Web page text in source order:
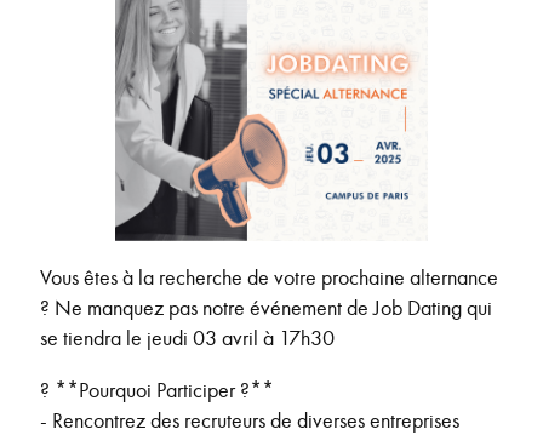
Vous êtes à la recherche de votre prochaine alternance
? Ne manquez pas notre événement de Job Dating qui
se tiendra le jeudi 03 avril à 17h30
? **Pourquoi Participer ?**
- Rencontrez des recruteurs de diverses entreprises